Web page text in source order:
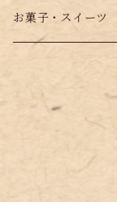
お菓子・スイーツ